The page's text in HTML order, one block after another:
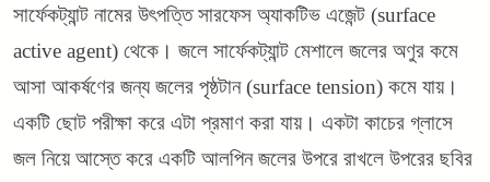
সার্ফেকট্যান্ট নামের উৎপত্তি সারফেস অ্যাকটিভ এজেন্ট (surface
active agent) থেকে। জলে সার্ফেকট্যান্ট মেশালে জলের অণুর কমে
আসা আকর্ষণের জন্য জলের পৃষ্ঠটান (surface tension) কমে যায়।
একটি ছোট পরীক্ষা করে এটা প্রমাণ করা যায়। একটা কাচের গ্লাসে
জল নিয়ে আস্তে করে একটি আলপিন জলের উপরে রাখলে উপরের ছবির